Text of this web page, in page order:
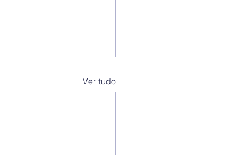
Ver tudo